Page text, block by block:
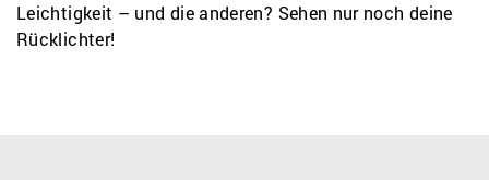
Leichtigkeit – und die anderen? Sehen nur noch deine
Rücklichter!